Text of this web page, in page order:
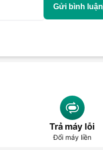
Gửi bình luận
Trả máy lỗi
Đổi máy liền